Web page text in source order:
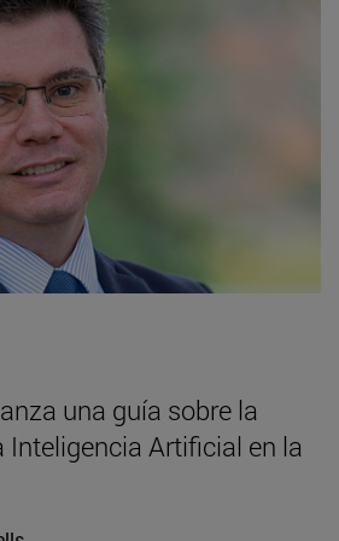
una guía sobre la
Inteligencia Artificial en la